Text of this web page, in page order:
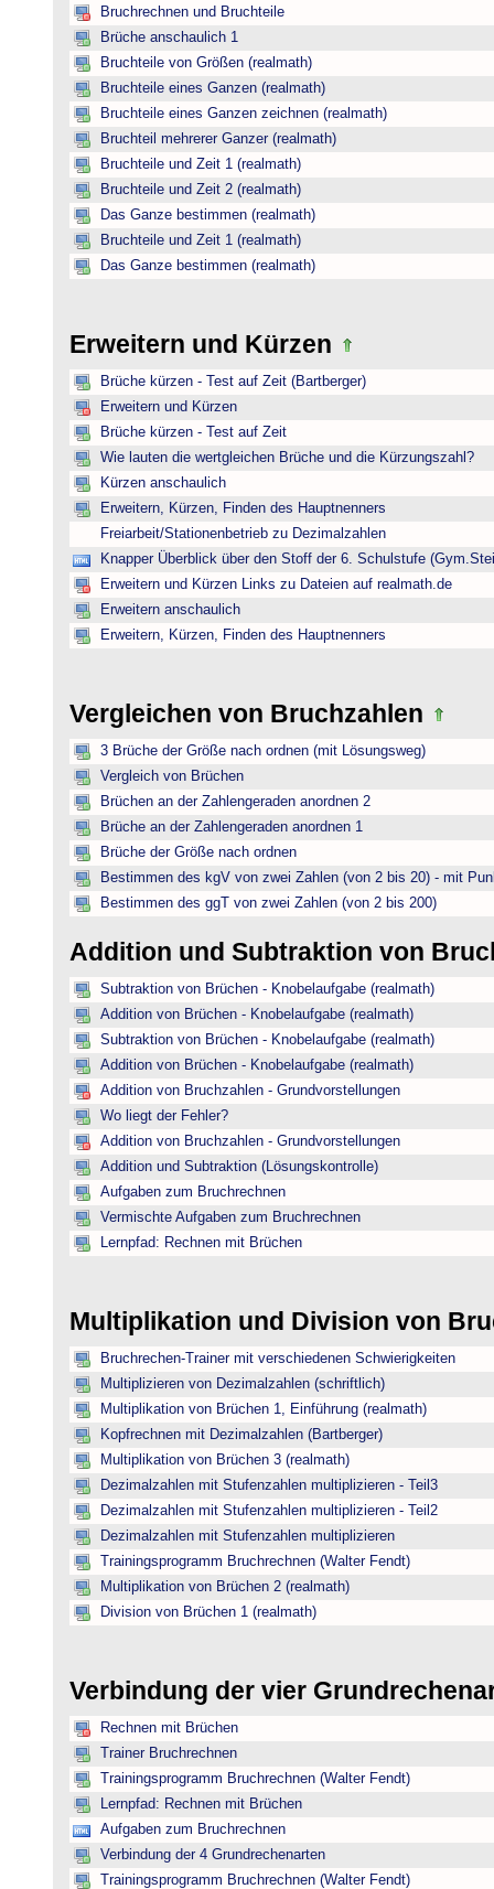
Bruchrechnen und Bruchteile
Brüche anschaulich 1
Bruchteile von Größen (realmath)
Bruchteile eines Ganzen (realmath)
Bruchteile eines Ganzen zeichnen (realmath)
Bruchteil mehrerer Ganzer (realmath)
Bruchteile und Zeit 1 (realmath)
Bruchteile und Zeit 2 (realmath)
Das Ganze bestimmen (realmath)
Bruchteile und Zeit 1 (realmath)
Das Ganze bestimmen (realmath)
Erweitern und Kürzen
Brüche kürzen - Test auf Zeit (Bartberger)
Erweitern und Kürzen
Brüche kürzen - Test auf Zeit
Wie lauten die wertgleichen Brüche und die Kürzungszahl?
Kürzen anschaulich
Erweitern, Kürzen, Finden des Hauptnenners
Freiarbeit/Stationenbetrieb zu Dezimalzahlen
Knapper Überblick über den Stoff der 6. Schulstufe
Erweitern und Kürzen Links zu Dateien auf realmath.de
Erweitern anschaulich
Erweitern, Kürzen, Finden des Hauptnenners
Vergleichen von Bruchzahlen
3 Brüche der Größe nach ordnen (mit Lösungsweg)
Vergleich von Brüchen
Brüchen an der Zahlengeraden anordnen 2
Brüche an der Zahlengeraden anordnen 1
Brüche der Größe nach ordnen
Bestimmen des kgV von zwei Zahlen (von 2 bis 20) - mit
Bestimmen des ggT von zwei Zahlen (von 2 bis 200)
Addition und Subtraktion von
Subtraktion von Brüchen - Knobelaufgabe (realmath)
Addition von Brüchen - Knobelaufgabe (realmath)
Subtraktion von Brüchen - Knobelaufgabe (realmath)
Addition von Brüchen - Knobelaufgabe (realmath)
Addition von Bruchzahlen - Grundvorstellungen
Wo liegt der Fehler?
Addition von Bruchzahlen - Grundvorstellungen
Addition und Subtraktion (Lösungskontrolle)
Aufgaben zum Bruchrechnen
Vermischte Aufgaben zum Bruchrechnen
Lernpfad: Rechnen mit Brüchen
Multiplikation und Division von
Bruchrechen-Trainer mit verschiedenen Schwierigkeiten
Multiplizieren von Dezimalzahlen (schriftlich)
Multiplikation von Brüchen 1, Einführung (realmath)
Kopfrechnen mit Dezimalzahlen (Bartberger)
Multiplikation von Brüchen 3 (realmath)
Dezimalzahlen mit Stufenzahlen multiplizieren - Teil3
Dezimalzahlen mit Stufenzahlen multiplizieren - Teil2
Dezimalzahlen mit Stufenzahlen multiplizieren
Trainingsprogramm Bruchrechnen (Walter Fendt)
Multiplikation von Brüchen 2 (realmath)
Division von Brüchen 1 (realmath)
Verbindung der vier
Rechnen mit Brüchen
Trainer Bruchrechnen
Trainingsprogramm Bruchrechnen (Walter Fendt)
Lernpfad: Rechnen mit Brüchen
Aufgaben zum Bruchrechnen
Verbindung der 4 Grundrechenarten
Trainingsprogramm Bruchrechnen (Walter Fendt)